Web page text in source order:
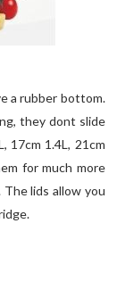
a rubber bottom.
they dont slide
17cm 1.4L, 21cm
for much more
lids allow you